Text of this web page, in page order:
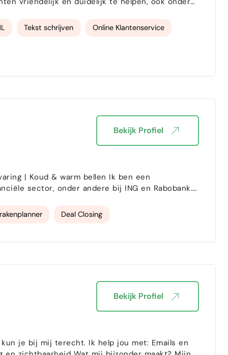
Tekst schrijven Online Klantenservice
& warm bellen Ik ben een
sector, onder andere bij ING en Rabobank.
inbound…
Deal Closing
Bekijk Profiel
Bekijk Profiel